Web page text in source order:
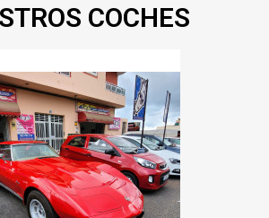
COCHES